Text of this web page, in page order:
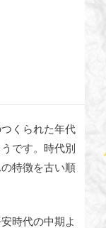
くられた年代
です。時代別
特徴を古い順
時代の中期よ